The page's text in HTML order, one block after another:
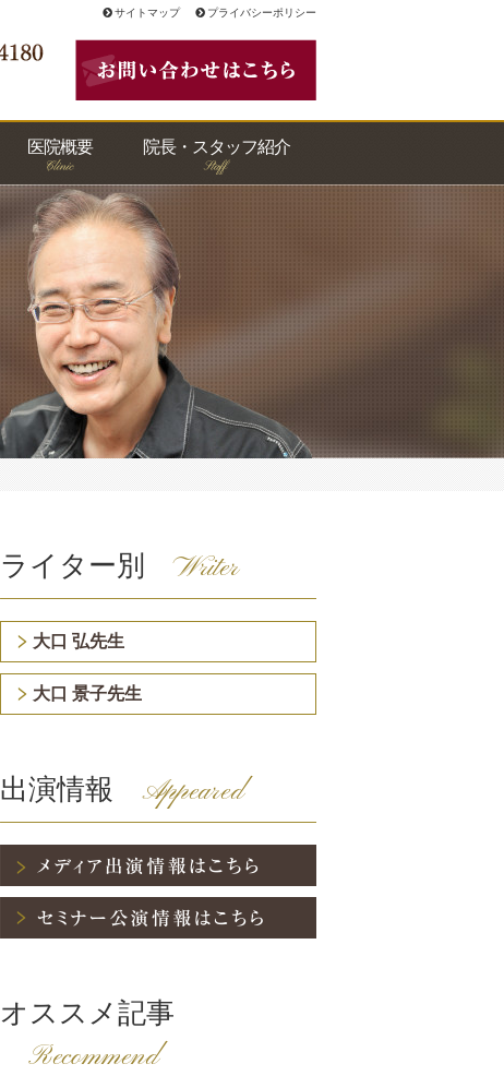
サイトマップ プライバシーポリシー
医院概要 院長・スタッフ紹介
ライター別 Writer
大口 弘先生
大口 景子先生
出演情報 Appeared
オススメ記事
Recommend